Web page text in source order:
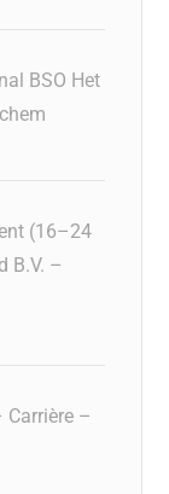
BSO Het
(16–24
B.V. –
Carrière –